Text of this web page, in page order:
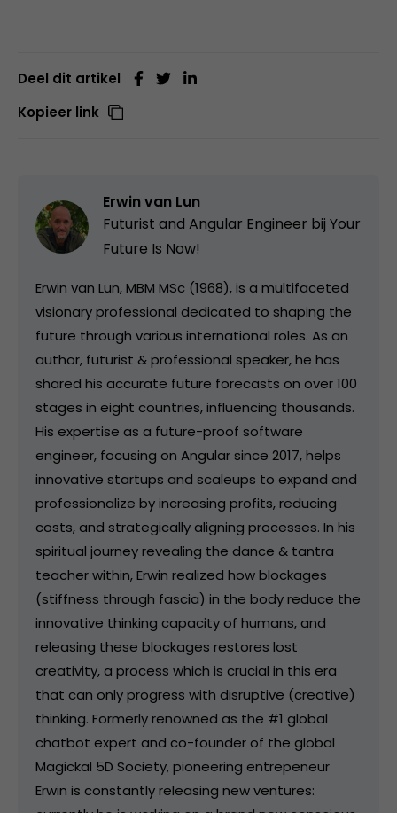
Deel dit artikel
Kopieer link
Erwin van Lun
Futurist and Angular Engineer bij Your
Future Is Now!
Erwin van Lun, MBM MSc (1968), is a multifaceted
visionary professional dedicated to shaping the
future through various international roles. As an
author, futurist & professional speaker, he has
shared his accurate future forecasts on over 100
stages in eight countries, influencing thousands.
His expertise as a future-proof software
engineer, focusing on Angular since 2017, helps
innovative startups and scaleups to expand and
professionalize by increasing profits, reducing
costs, and strategically aligning processes. In his
spiritual journey revealing the dance & tantra
teacher within, Erwin realized how blockages
(stiffness through fascia) in the body reduce the
innovative thinking capacity of humans, and
releasing these blockages restores lost
creativity, a process which is crucial in this era
that can only progress with disruptive (creative)
thinking. Formerly renowned as the #1 global
chatbot expert and co-founder of the global
Magickal 5D Society, pioneering entrepeneur
Erwin is constantly releasing new ventures: